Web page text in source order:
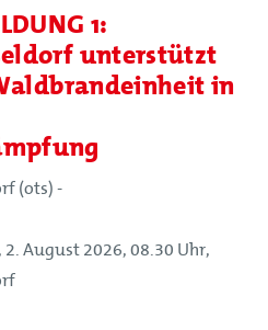
1:
unterstützt
in
(ots) -
2. August 2026, 08.30 Uhr,